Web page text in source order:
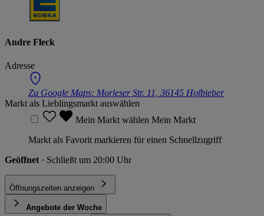
Andre Fleck
Adresse
Zu Google Maps: Morleser Str. 11, 36145 Hofbieber
Markt als Lieblingsmarkt auswählen
Mein Markt wählen Mein Markt
Markt als Favorit markieren für einen Schnellzugriff
Geöffnet · Schließt um 20:00 Uhr
Öffnungszeiten anzeigen
Angebote der Woche